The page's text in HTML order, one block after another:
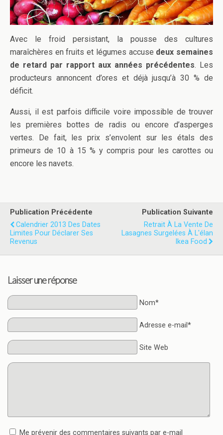
Avec le froid persistant, la pousse des cultures
maraîchères en fruits et légumes accuse deux semaines
de retard par rapport aux années précédentes. Les
producteurs annoncent d’ores et déjà jusqu’à 30 % de
déficit.
Aussi, il est parfois difficile voire impossible de trouver
les premières bottes de radis ou encore d’asperges
vertes. De fait, les prix s’envolent sur les étals des
primeurs de 10 à 15 % y compris pour les carottes ou
encore les navets.
Publication Précédente
Calendrier 2013 Des Dates
Limites Pour Déclarer Ses
Revenus
Publication Suivante
Retrait À La Vente De
Lasagnes Surgelées À L'élan
Ikea Food
Laisser une réponse
Nom*
Adresse e-mail*
Site Web
Me prévenir des commentaires suivants par e-mail